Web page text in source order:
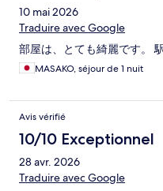
10 mai 2026
Traduire avec Google
部屋は、とても綺麗です。
MASAKO, séjour de 1 nuit
Avis vérifié
10/10 Exceptionnel
28 avr. 2026
Traduire avec Google